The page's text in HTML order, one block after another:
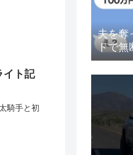
イト記
騎手と初
夫を奪
ドで無
な妹に
伝えた